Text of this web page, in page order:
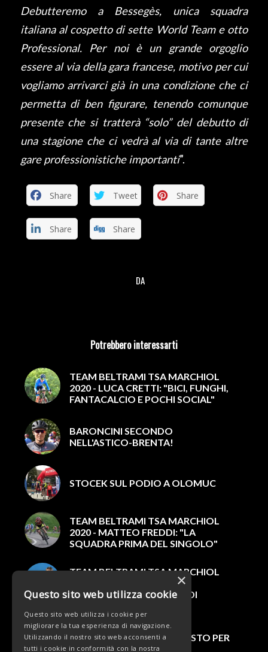
Debutteremo a Bessegès, unica squadra
italiana al cospetto di sette World Team e otto
Professional. Per noi è un grande orgoglio
essere al via della gara francese, motivo per cui
vogliamo arrivarci già in una condizione che ci
permetta di ben figurare, tenendo comunque
presente che si tratterà “solo” del debutto di
una stagione che ci vedrà al via di tante altre
gare professionistiche importanti”.
Share Tweet Share
Share Share
DA
Potrebbero interessarti
TEAM BELTRAMI TSA MARCHIOL
2020 - LUCA CRETTI: "BICI, FUNGHI,
FANTACALCIO E POCHI SOCIAL"
BARONCINI SECONDO
NELL'ASTICO-BRENTA!
STOCEK SUL PODIO A OLOMUC
TEAM BELTRAMI TSA MARCHIOL
2020 - MATTEO FREDDI: "LA
SQUADRA PRIMA DEL SINGOLO"
TEAM BELTRAMI TSA MARCHIOL
2020 - SIMONE RACCANI,
SCALATORE CON IL MITO DI
GP DEL ROSSO, TERZO POSTO PER
BARONCINI
×
Questo sito web utilizza cookie
Questo sito web utilizza i cookie per
migliorare la tua esperienza di navigazione.
Utilizzando il nostro sito web acconsenti a
tutti i cookie in conformità con la nostra